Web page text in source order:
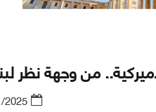
من وجهة نظر
2025